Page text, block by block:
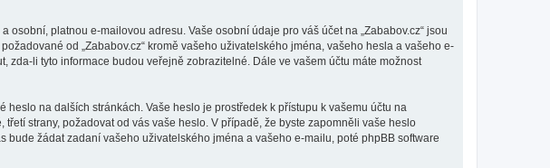
platnou e-mailovou adresu. Vaše osobní údaje pro váš účet na „Zababov.cz“ jsou
od „Zababov.cz“ kromě vašeho uživatelského jména, vašeho hesla a vašeho e-
li tyto informace budou veřejně zobrazitelné. Dále ve vašem účtu máte možnost
na dalších stránkách. Vaše heslo je prostředek k přístupu k vašemu účtu na
třetí strany, požadovat od vás vaše heslo. V případě, že byste zapomněli vaše heslo
bude žádat zadaní vašeho uživatelského jména a vašeho e-mailu, poté phpBB software